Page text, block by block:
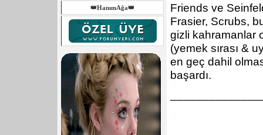
👑HanımAğa👑
Friends ve
Frasier, Scrubs,
gizli kahramanlar
(yemek sırası &
en geç dahil
başardı.